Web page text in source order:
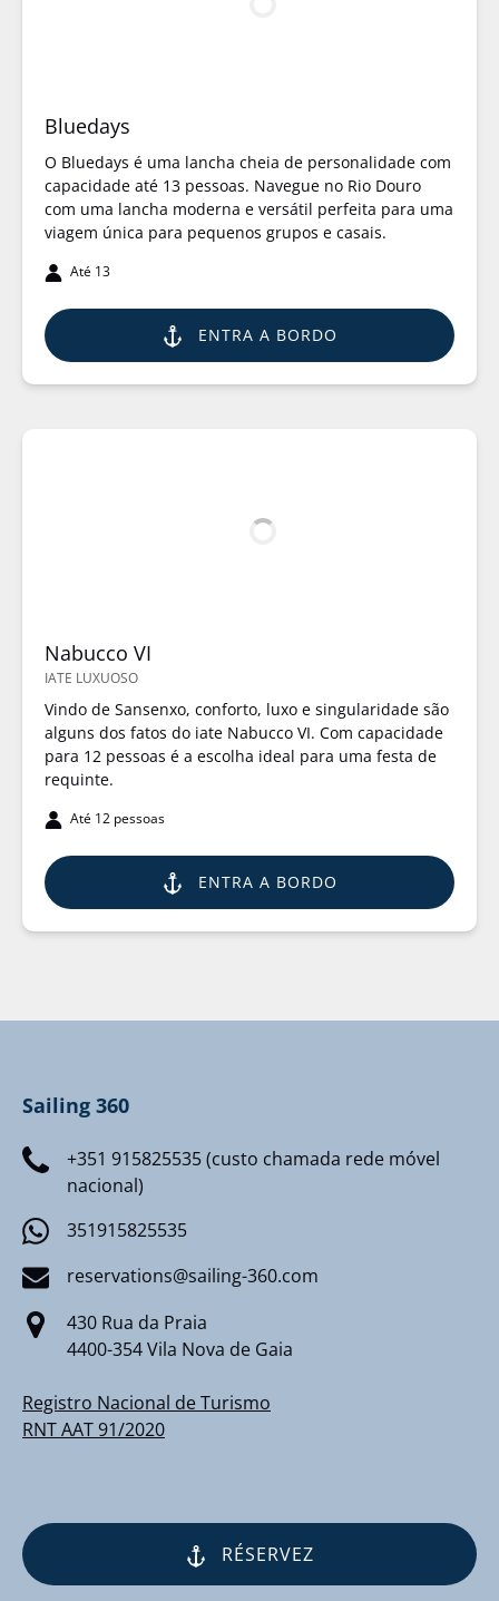
Bluedays
O Bluedays é uma lancha cheia de personalidade com
capacidade até 13 pessoas. Navegue no Rio Douro
com uma lancha moderna e versátil perfeita para uma
viagem única para pequenos grupos e casais.
Até 13
ENTRA A BORDO
Nabucco VI
IATE LUXUOSO
Vindo de Sansenxo, conforto, luxo e singularidade são
alguns dos fatos do iate Nabucco VI. Com capacidade
para 12 pessoas é a escolha ideal para uma festa de
requinte.
Até 12 pessoas
ENTRA A BORDO
Sailing 360
+351 915825535 (custo chamada rede móvel
nacional)
351915825535
reservations@sailing-360.com
430 Rua da Praia
4400-354 Vila Nova de Gaia
Registro Nacional de Turismo
RNT AAT 91/2020
RÉSERVEZ